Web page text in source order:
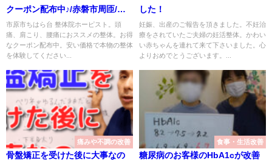
クーポン配布中♪/赤磐市周匝/整
体院ホーピスト
市原市ちはら台 整体院ホーピスト。頭
痛、肩こり、腰痛におススメの整体。お得
なクーポン配布中。安い価格で本物の整体
を体験してください...
した！
妊娠、出産のご報告を頂きました。不妊治
療をされていたご夫婦の妊活整体。かわい
い赤ちゃんを連れて来て下さいました。心
よりおめでとうございます。...
痛みや不調の改善
骨盤矯正を受けた後に大事なの
食事・生活改善
糖尿病のお客様のHbA1cが改善